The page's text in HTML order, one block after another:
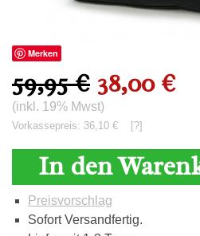
Merken
59,95 € 38,00 €
(inkl. 19% Mwst)
Vorkassepreis: 36,10 € [?]
In den
Preisvorschlag
Sofort Versandfertig.